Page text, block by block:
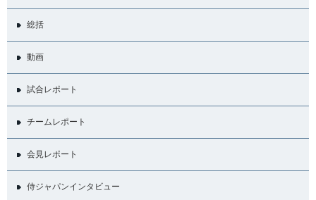
総括
動画
試合レポート
チームレポート
会見レポート
侍ジャパンインタビュー